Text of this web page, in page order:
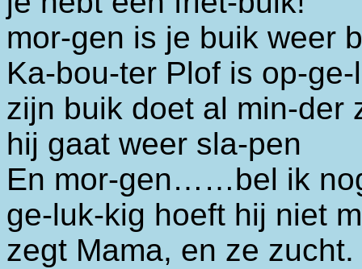
mor-gen is je buik weer
Ka-bou-ter Plof is op-
zijn buik doet al min-der
hij gaat weer sla-pen
En mor-gen……bel ik
ge-luk-kig hoeft hij niet
zegt Mama, en ze zucht.